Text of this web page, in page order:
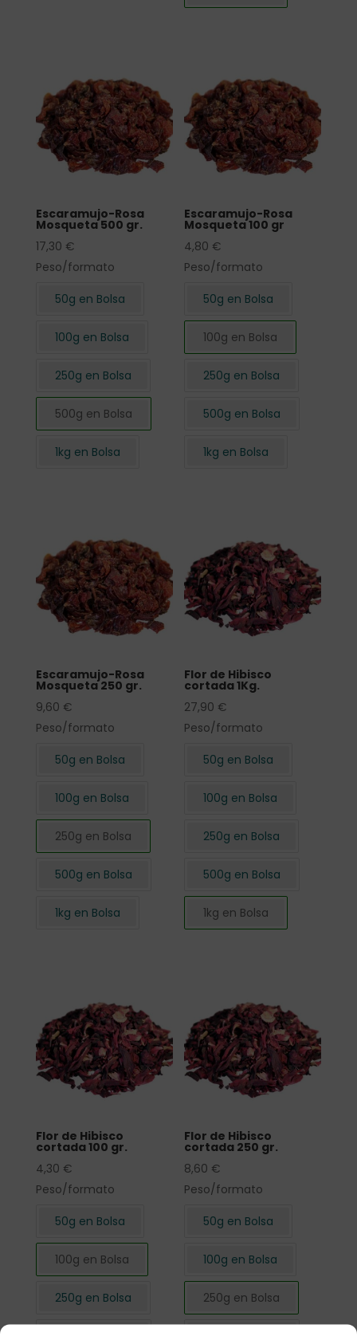
Escaramujo-Rosa
Mosqueta 500 gr.
17,30 €
Peso/formato
50g en Bolsa
100g en Bolsa
250g en Bolsa
500g en Bolsa
1kg en Bolsa
Escaramujo-Rosa
Mosqueta 100 gr
4,80 €
Peso/formato
50g en Bolsa
100g en Bolsa
250g en Bolsa
500g en Bolsa
1kg en Bolsa
Escaramujo-Rosa
Mosqueta 250 gr.
9,60 €
Peso/formato
50g en Bolsa
100g en Bolsa
250g en Bolsa
500g en Bolsa
1kg en Bolsa
Flor de Hibisco
cortada 1Kg.
27,90 €
Peso/formato
50g en Bolsa
100g en Bolsa
250g en Bolsa
500g en Bolsa
1kg en Bolsa
Flor de Hibisco
cortada 100 gr.
4,30 €
Peso/formato
50g en Bolsa
100g en Bolsa
250g en Bolsa
Flor de Hibisco
cortada 250 gr.
8,60 €
Peso/formato
50g en Bolsa
100g en Bolsa
250g en Bolsa